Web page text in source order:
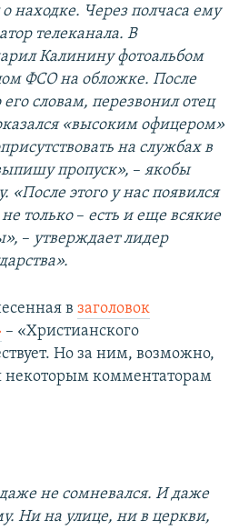
находке. Через полчаса ему
телеканала. В
Калинину фотоальбом
ФСО на обложке. После
словам, перезвонил отец
«высоким офицером»
на службах в
пропуск», –​ якобы
этого у нас появился
только –​ есть и еще всякие
–​ утверждает лидер
в заголовок
– «Христианского
Но за ним, возможно,
некоторым комментаторам
не сомневался. И даже
Ни на улице, ни в церкви,